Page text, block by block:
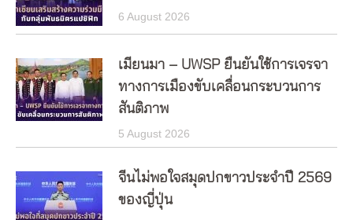
6 August 2026
เมียนมา – UWSP ยืนยันใช้การเจรจา
ทางการเมืองขับเคลื่อนกระบวนการ
สันติภาพ
5 August 2026
จีนไม่พอใจสมุดปกขาวประจำปี 2569
ของญี่ปุ่น